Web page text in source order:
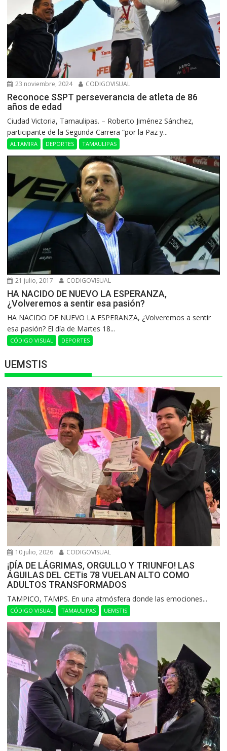
23 noviembre, 2024 CODIGOVISUAL
Reconoce SSPT perseverancia de atleta de 86
años de edad
Ciudad Victoria, Tamaulipas. – Roberto Jiménez Sánchez,
participante de la Segunda Carrera “por la Paz y...
ALTAMIRA DEPORTES TAMAULIPAS
21 julio, 2017 CODIGOVISUAL
HA NACIDO DE NUEVO LA ESPERANZA,
¿Volveremos a sentir esa pasión?
HA NACIDO DE NUEVO LA ESPERANZA, ¿Volveremos a sentir
esa pasión? El día de Martes 18...
CÓDIGO VISUAL DEPORTES
UEMSTIS
10 julio, 2026 CODIGOVISUAL
¡DÍA DE LÁGRIMAS, ORGULLO Y TRIUNFO! LAS
ÁGUILAS DEL CETis 78 VUELAN ALTO COMO
ADULTOS TRANSFORMADOS
​TAMPICO, TAMPS. En una atmósfera donde las emociones...
CÓDIGO VISUAL TAMAULIPAS UEMSTIS